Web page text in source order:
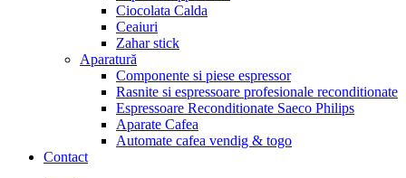
Ciocolata Calda
Ceaiuri
Zahar stick
Aparatură
Componente si piese espressor
Rasnite si espressoare profesionale reconditionate
Espressoare Reconditionate Saeco Philips
Aparate Cafea
Automate cafea vendig & togo
Contact